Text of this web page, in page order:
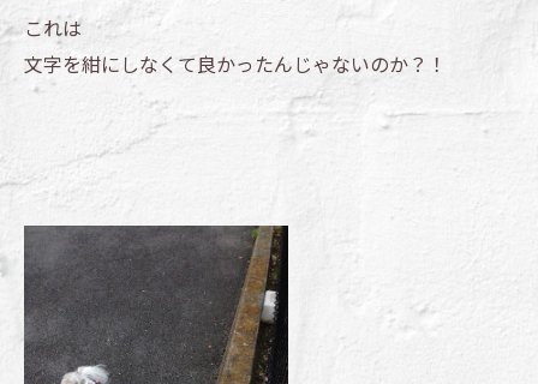
これは
文字を紺にしなくて良かったんじゃないのか？！